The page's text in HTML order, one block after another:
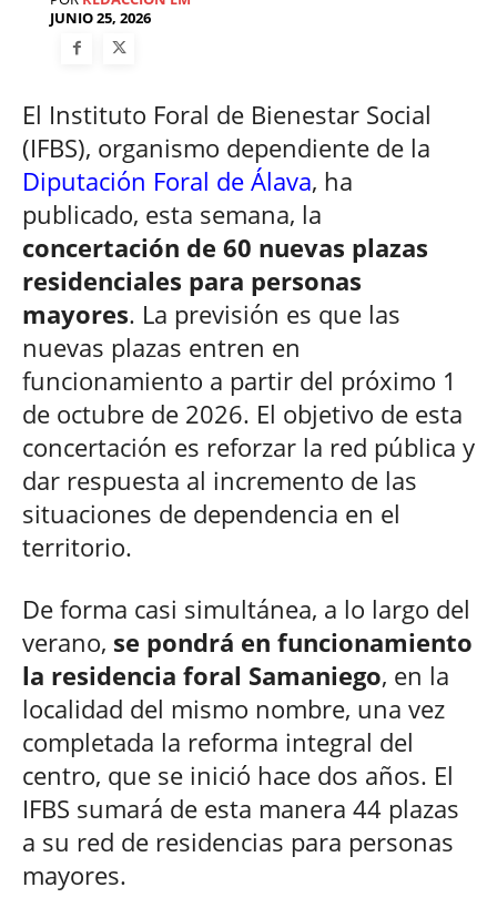
JUNIO 25, 2026
El Instituto Foral de Bienestar Social
(IFBS), organismo dependiente de la
Diputación Foral de Álava, ha
publicado, esta semana, la
concertación de 60 nuevas plazas
residenciales para personas
mayores. La previsión es que las
nuevas plazas entren en
funcionamiento a partir del próximo 1
de octubre de 2026. El objetivo de esta
concertación es reforzar la red pública y
dar respuesta al incremento de las
situaciones de dependencia en el
territorio.
De forma casi simultánea, a lo largo del
verano, se pondrá en funcionamiento
la residencia foral Samaniego, en la
localidad del mismo nombre, una vez
completada la reforma integral del
centro, que se inició hace dos años. El
IFBS sumará de esta manera 44 plazas
a su red de residencias para personas
mayores.